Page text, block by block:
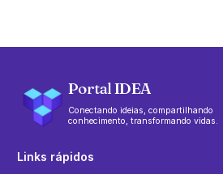
Portal IDEA
Conectando ideias, compartilhando
conhecimento, transformando vidas.
Links rápidos